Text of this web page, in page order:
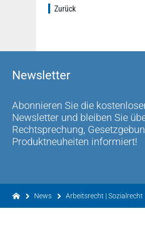
Zurück
Newsletter
Abonnieren Sie die
Newsletter und bleiben Sie
Rechtsprechung,
Produktneuheiten informiert!
News Arbeitsrecht | Sozialrecht